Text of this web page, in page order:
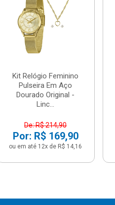
Kit Relógio Feminino
Pulseira Em Aço
Dourado Original -
Linc...
De: R$ 214,90
Por: R$ 169,90
ou em até 12x de R$ 14,16